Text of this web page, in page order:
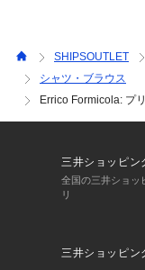
プで中心に販売され
ハンドメイドを駆使
【注意事項】
ご確認の上、着用又
※撮影環境による光
商品の色味は商品単
SHIPSOUTLET
シャツ・ブラウス
Errico Formicola: プ
三井ショッピン
全国の三井ショッ
リ
三井ショッピン